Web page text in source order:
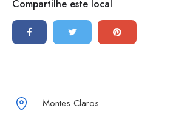
Compartilhe este local
Montes Claros